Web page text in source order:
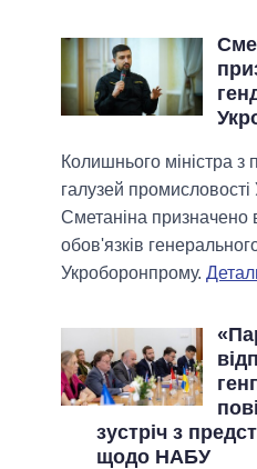
Колишнього міністра з
галузей
Сметаніна призначено
обов'язків
Укроборонпрому.
зустріч з
щодо НАБУ